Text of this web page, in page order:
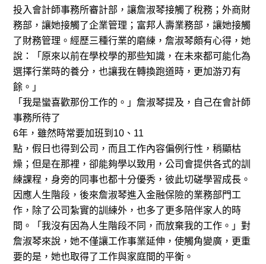
投入會計師事務所審計部，讓詹淑琴接觸了稅務；外商財
務部，讓她接觸了企業管理；富邦人壽業務部，讓她接觸
了財務管理。經歷三種行業的磨練，詹淑琴頗有心得，她
說：「原來以前在學校學的那些知識，在未來都可能化為
選擇行業時的養分，也讓我在轉換跑道時，更加游刃有
餘。」
「我是蠻喜歡那份工作的。」詹淑琴提及，自己在會計師
事務所待了
6年，雖然時常要加班到 10 、 11
點，假日也得到公司，而且工作內容偏例行性，稍顯枯
燥；但是在那裡，卻能夠學以致用，公司會提供各式的訓
練課程，身旁的同事也都十分優秀，彼此切磋學習成長。
因應人生階段，後來詹淑琴進入金融保險的業務部門工
作，除了公司紮實的訓練外，也多了更多陪伴家人的時
間。「我沒有因為人生階段不同，而放棄我的工作。」對
詹淑琴來說，她不僅讓工作事業延伸，使觸角變廣，更重
要的是，她也取得了工作與家庭間的平衡。